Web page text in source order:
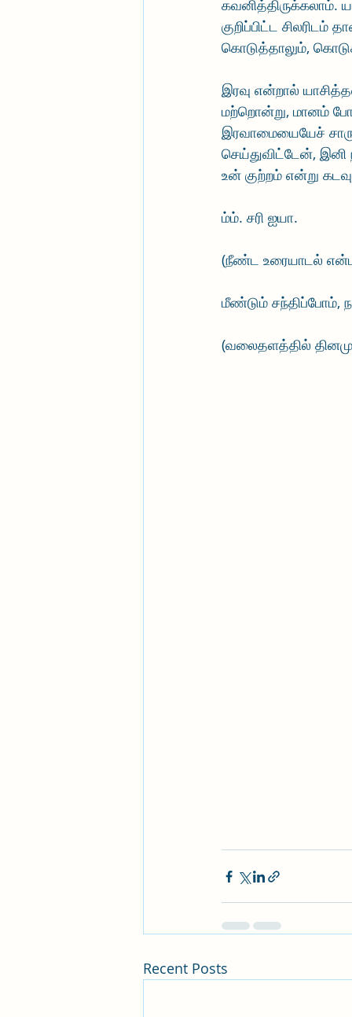
கவனித்திருக்கலாம்.
குறிப்பிட்ட
கொடுத்தாலும்,
இரவு என்றால்
மற்றொன்று, மானம்
இரவாமையையேச்
செய்துவிட்டேன்,
உன் குற்றம் என்று
ம்ம். சரி ஐயா.
(நீண்ட உரையாடல்
மீண்டும் சந்திப்போம்,
(வலைதளத்தில்
Recent Posts